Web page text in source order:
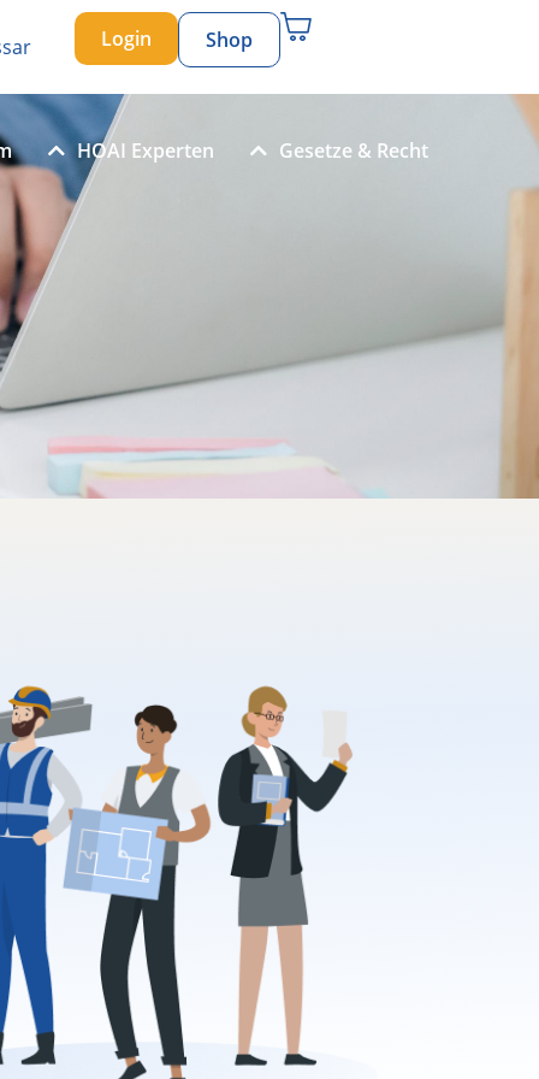
Login Shop
HOAI Experten Gesetze & Recht